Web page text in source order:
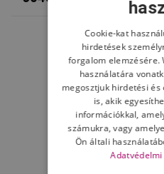
Cookie-kat
hirdetések
forgalom elemzésére.
használatára
megosztjuk hirdetési
is, akik
információkkal,
számukra, vagy
Ön általi